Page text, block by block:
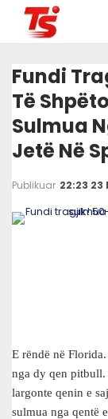
Fundi
Të
Sulmua
Jetë Në
Publikuar 22:23 23
E rëndë në
nga dy qen pitbull.
largonte qenin e
sulmua nga qentë